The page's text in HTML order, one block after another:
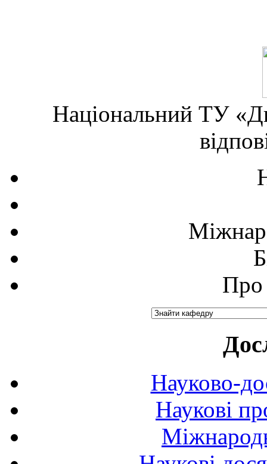
Національний ТУ
Про
Науково-
Наукові